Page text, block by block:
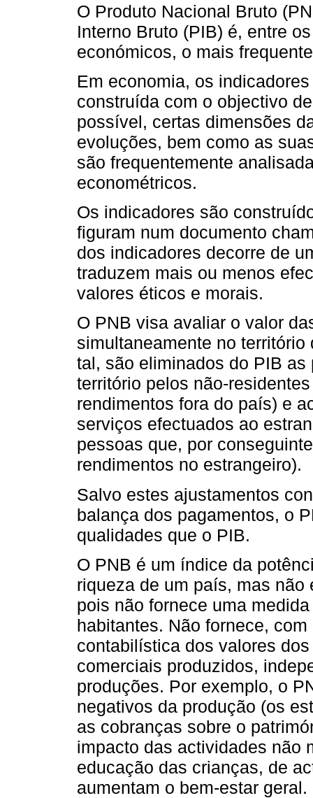
O Produto Nacional Bruto
Interno Bruto (PIB) é, entre
económicos, o mais
Em economia, os
construída com o objectivo
possível, certas dimensões
evoluções, bem como as
são frequentemente
econométricos.
Os indicadores são
figuram num documento
dos indicadores decorre de
traduzem mais ou menos
valores éticos e morais.
O PNB visa avaliar o valor
simultaneamente no
tal, são eliminados do PIB
território pelos não-
rendimentos fora do país) e
serviços efectuados ao
pessoas que, por
rendimentos no estrangeiro).
Salvo estes ajustamentos
balança dos pagamentos, o
qualidades que o PIB.
O PNB é um índice da
riqueza de um país, mas
pois não fornece uma
habitantes. Não fornece,
contabilística dos valores
comerciais produzidos,
produções. Por exemplo, o
negativos da produção (os
as cobranças sobre o
impacto das actividades não
educação das crianças, de
aumentam o bem-estar geral.